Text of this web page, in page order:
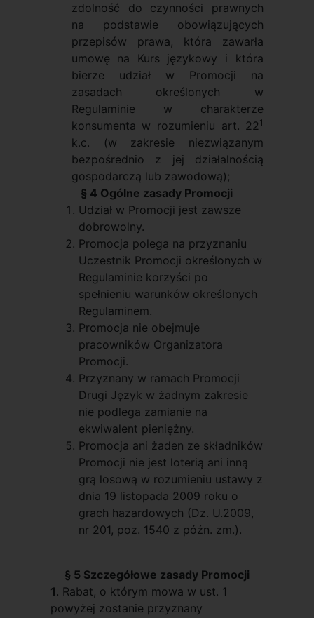
zdolność do czynności prawnych
na podstawie obowiązujących
przepisów prawa, która zawarła
umowę na Kurs językowy i która
bierze udział w Promocji na
zasadach określonych w
Regulaminie w charakterze
konsumenta w rozumieniu art. 221
k.c. (w zakresie niezwiązanym
bezpośrednio z jej działalnością
gospodarczą lub zawodową);
§ 4 Ogólne zasady Promocji
Udział w Promocji jest zawsze
dobrowolny.
Promocja polega na przyznaniu
Uczestnik Promocji określonych w
Regulaminie korzyści po
spełnieniu warunków określonych
Regulaminem.
Promocja nie obejmuje
pracowników Organizatora
Promocji.
Przyznany w ramach Promocji
Drugi Język w żadnym zakresie
nie podlega zamianie na
ekwiwalent pieniężny.
Promocja ani żaden ze składników
Promocji nie jest loterią ani inną
grą losową w rozumieniu ustawy z
dnia 19 listopada 2009 roku o
grach hazardowych (Dz. U.2009,
nr 201, poz. 1540 z późn. zm.).
§ 5 Szczegółowe zasady Promocji
1. Rabat, o którym mowa w ust. 1
powyżej zostanie przyznany